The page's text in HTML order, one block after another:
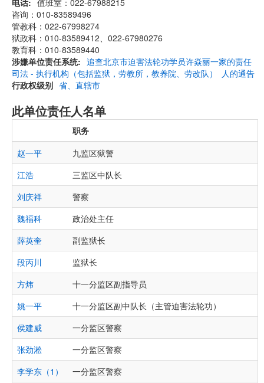
电话
值班室：022-67988215
咨询：010-83589496
管教科：022-67998274
狱政科：010-83589412、022-67980276
教育科：010-83589440
涉嫌单位责任系统
司法 - 执行机构（包括监狱，劳教所，教养院、劳改队）
追查北京市迫害法轮功学员许焱丽一家的责任
人的通告
行政权级别 省、直辖市
此单位责任人名单
职务
赵一平
九监区狱警
江浩
三监区中队长
刘庆祥
警察
魏福科
政治处主任
薛英奎
副监狱长
段丙川
监狱长
方炜
十一分监区副指导员
姚一平
十一分监区副中队长（主管迫害法轮功）
侯建威
一分监区警察
张劲淞
一分监区警察
李学东（1）
一分监区警察